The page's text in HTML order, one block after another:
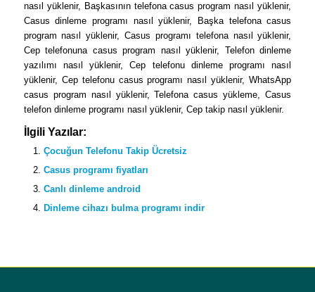
nasıl yüklenir, Başkasının telefona casus program nasıl yüklenir,
Casus dinleme programı nasıl yüklenir, Başka telefona casus
program nasıl yüklenir, Casus programı telefona nasıl yüklenir,
Cep telefonuna casus program nasıl yüklenir, Telefon dinleme
yazılımı nasıl yüklenir, Cep telefonu dinleme programı nasıl
yüklenir, Cep telefonu casus programı nasıl yüklenir, WhatsApp
casus program nasıl yüklenir, Telefona casus yükleme, Casus
telefon dinleme programı nasıl yüklenir, Cep takip nasıl yüklenir.
İlgili Yazılar:
Çocuğun Telefonu Takip Ücretsiz
Casus programı fiyatları
Canlı dinleme android
Dinleme cihazı bulma programı indir